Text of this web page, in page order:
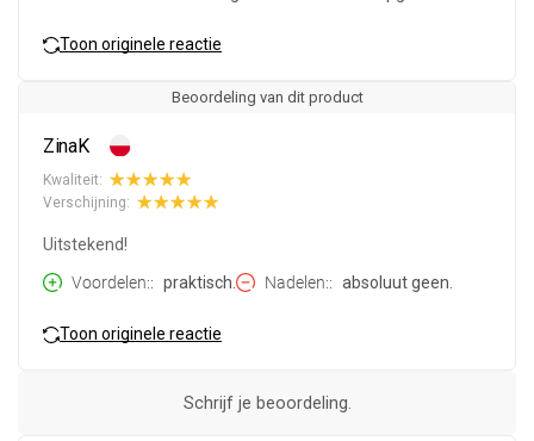
Toon originele reactie
Beoordeling van dit product
ZinaK
Kwaliteit:
Verschijning:
Uitstekend!
Voordelen:
praktisch. Nadelen: absoluut geen.
Toon originele reactie
Schrijf je beoordeling.